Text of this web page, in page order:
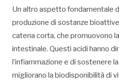
Un altro aspetto fondamentale
produzione di sostanze
catena corta, che promuovono
intestinale. Questi acidi hanno
l’infiammazione e di sostenere
migliorano la biodisponibilità di